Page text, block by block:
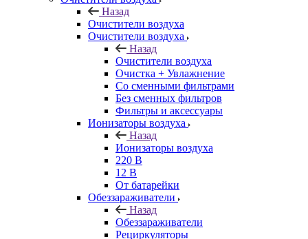
Назад
Очистители воздуха
Очистители воздуха
Назад
Очистители воздуха
Очистка + Увлажнение
Cо сменными фильтрами
Без сменных фильтров
Фильтры и аксессуары
Ионизаторы воздуха
Назад
Ионизаторы воздуха
220 В
12 В
От батарейки
Обеззараживатели
Назад
Обеззараживатели
Рециркуляторы